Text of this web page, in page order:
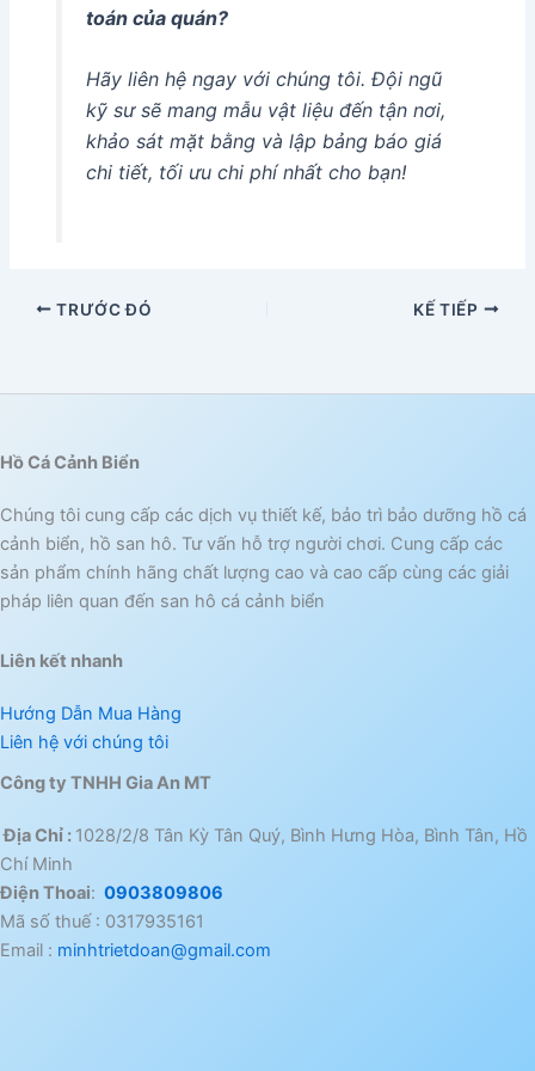
toán của quán?
Hãy liên hệ ngay với chúng tôi. Đội ngũ
kỹ sư sẽ mang mẫu vật liệu đến tận nơi,
khảo sát mặt bằng và lập bảng báo giá
chi tiết, tối ưu chi phí nhất cho bạn!
TRƯỚC ĐÓ KẾ TIẾP
Hồ Cá Cảnh Biển
Chúng tôi cung cấp các dịch vụ thiết kế, bảo trì bảo dưỡng hồ cá
cảnh biển, hồ san hô. Tư vấn hỗ trợ người chơi. Cung cấp các
sản phẩm chính hãng chất lượng cao và cao cấp cùng các giải
pháp liên quan đến san hô cá cảnh biển
Liên kết nhanh
Hướng Dẫn Mua Hàng
Liên hệ với chúng tôi
Công ty TNHH Gia An MT
Địa Chỉ : 1028/2/8 Tân Kỳ Tân Quý, Bình Hưng Hòa, Bình Tân, Hồ
Chí Minh
Điện Thoai: 0903809806
Mã số thuế : 0317935161
Email : minhtrietdoan@gmail.com